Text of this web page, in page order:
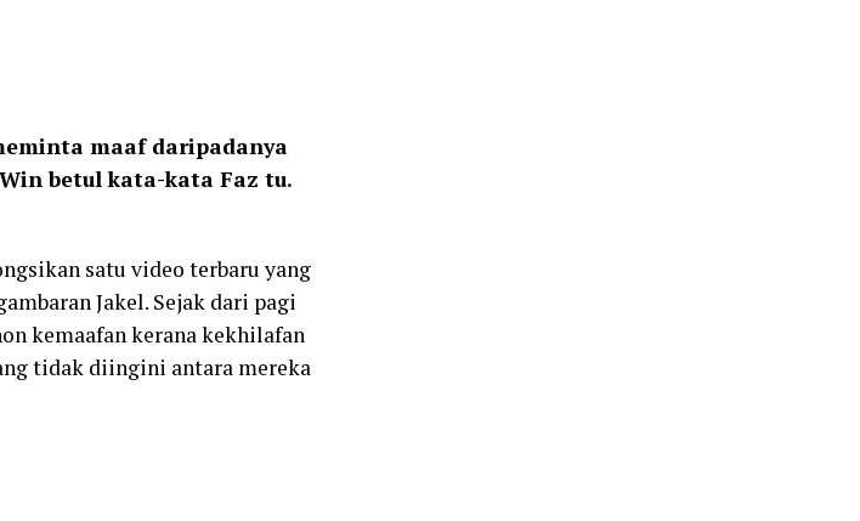
maaf daripadanya
betul kata-kata Faz tu.
satu video terbaru yang
Jakel. Sejak dari pagi
kemaafan kerana kekhilafan
tidak diingini antara mereka